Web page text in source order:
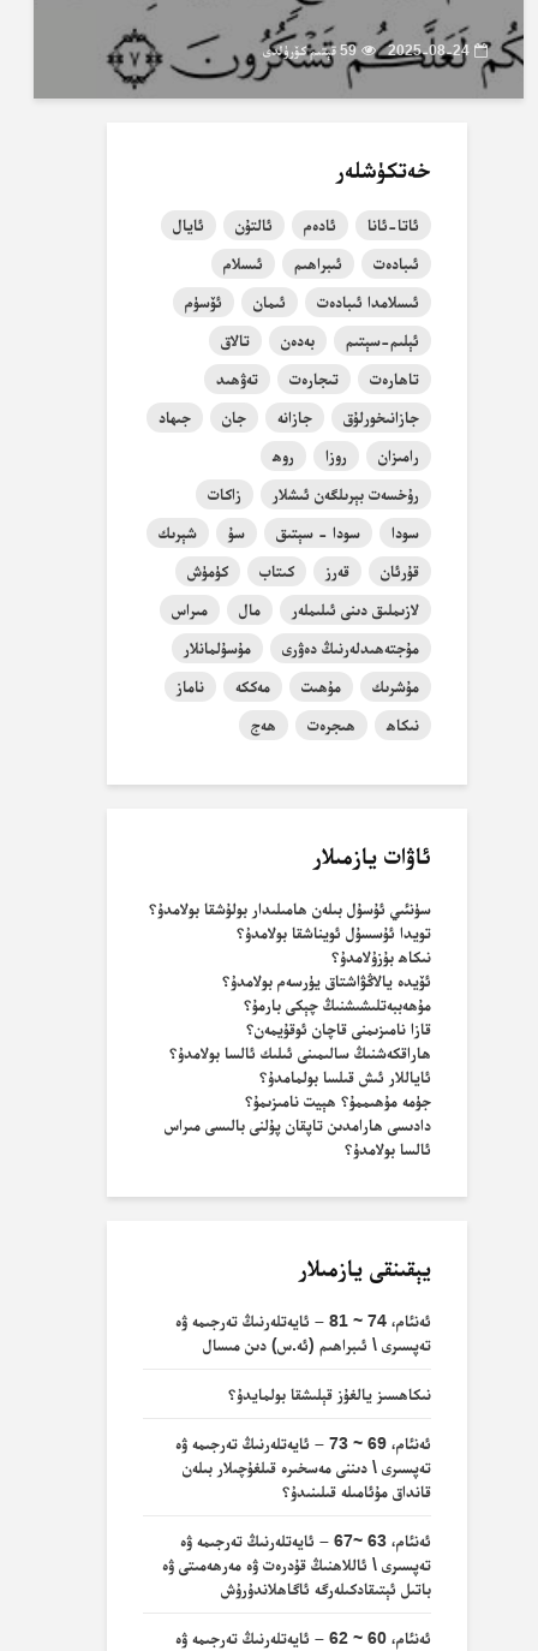
2025-08-24 59 قېتىم كۆرۈلدى
خەتكۈشلەر
ئاتا-ئانا ئادەم ئالتۇن
ئايال
ئىبادەت
ئىبراھىم
ئىسلام
ئىسلامدا ئىبادەت
ئىمان
ئۆسۈم
ئېلىم-سېتىم
بەدەن
تالاق
تاھارەت
تىجارەت
تەۋھىد
جازانىخورلۇق
جازانە جان
جىھاد
رامىزان
روزا
روھ
رۇخسەت بېرىلگەن ئىشلار
زاكات
سودا
سودا - سېتىق سۇ
شېرىك
قۇرئان
قەرز كىتاب
كۈمۈش
لازىملىق دىنى ئىلىملەر
مال
مىراس
مۇجتەھىدلەرنىڭ دەۋرى
مۇسۇلمانلار
مۇشرىك
مۇھىت مەككە
ناماز
نىكاھ
ھىجرەت ھەج
ئاۋات يازمىلار
سۈنئىي ئۇسۇل بىلەن ھامىلىدار بولۇشقا بولامدۇ؟
تويدا ئۇسسۇل ئويناشقا بولامدۇ؟
نىكاھ بۇزۇلامدۇ؟
ئۆيدە يالاڭۋاشتاق يۈرسەم بولامدۇ؟
مۇھەببەتلىشىشنىڭ چېكى بارمۇ؟
قازا نامىزىمنى قاچان ئوقۇيمەن؟
ھاراقكەشنىڭ سالىمىنى ئىلىك ئالسا بولامدۇ؟
ئاياللار ئىش قىلسا بولمامدۇ؟
جۈمە مۇھىممۇ؟ ھېيت نامىزىمۇ؟
دادىسى ھارامدىن تاپقان پۇلنى بالىسى مىراس
ئالسا بولامدۇ؟
يېقىنقى يازمىلار
ئەنئام، 74 ~ 81 – ئايەتلەرنىڭ تەرجىمە ۋە
تەپسىرى \ ئىبراھىم (ئە.س) دىن مىسال
نىكاھسىز يالغۇز قېلىشقا بولمايدۇ؟
ئەنئام، 69 ~ 73 – ئايەتلەرنىڭ تەرجىمە ۋە
تەپسىرى \ دىننى مەسخىرە قىلغۇچىلار بىلەن
قانداق مۇئامىلە قىلىنىدۇ؟
ئەنئام، 63 ~67 – ئايەتلەرنىڭ تەرجىمە ۋە
تەپسىرى \ ئاللاھنىڭ قۇدرەت ۋە مەرھەمىتى ۋە
باتىل ئېتىقادكىلەرگە ئاگاھلاندۇرۇش
ئەنئام، 60 ~ 62 – ئايەتلەرنىڭ تەرجىمە ۋە